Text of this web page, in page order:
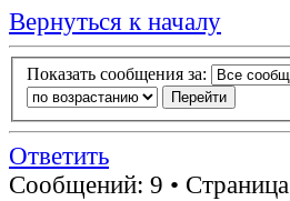
Вернуться к началу
Показать сообщения за:
Ответить
Сообщений: 9 • Страница